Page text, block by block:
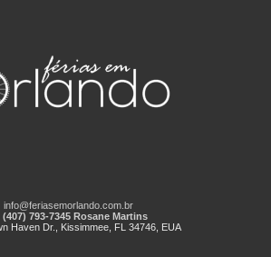
info@feriasemorlando.com.br
(407) 793-7345 Rosane Martins
Haven Dr., Kissimmee, FL 34746, EUA